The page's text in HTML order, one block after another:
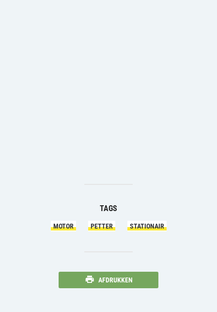
TAGS
MOTOR PETTER STATIONAIR
AFDRUKKEN